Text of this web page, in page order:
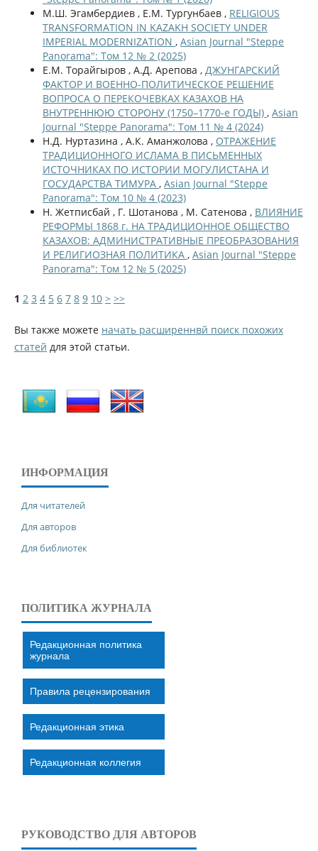
М.Ш. Эгамбердиев , Е.М. Тургунбаев , RELIGIOUS
TRANSFORMATION IN KAZAKH SOCIETY UNDER
IMPERIAL MODERNIZATION , Asian Journal "Steppe
Panorama": Том 12 № 2 (2025)
Е.М. Торайгыров , А.Д. Арепова , ДЖУНГАРСКИЙ
ФАКТОР И ВОЕННО-ПОЛИТИЧЕСКОЕ РЕШЕНИЕ
ВОПРОСА О ПЕРЕКОЧЕВКАХ КАЗАХОВ НА
ВНУТРЕННЮЮ СТОРОНУ (1750–1770-е ГОДЫ) , Asian
Journal "Steppe Panorama": Том 11 № 4 (2024)
Н.Д. Нуртазина , А.К. Аманжолова , ОТРАЖЕНИЕ
ТРАДИЦИОННОГО ИСЛАМА В ПИСЬМЕННЫХ
ИСТОЧНИКАХ ПО ИСТОРИИ МОГУЛИСТАНА И
ГОСУДАРСТВА ТИМУРА , Asian Journal "Steppe
Panorama": Том 10 № 4 (2023)
Н. Жетписбай , Г. Шотанова , М. Сатенова , ВЛИЯНИЕ
РЕФОРМЫ 1868 г. НА ТРАДИЦИОННОЕ ОБЩЕСТВО
КАЗАХОВ: АДМИНИСТРАТИВНЫЕ ПРЕОБРАЗОВАНИЯ
И РЕЛИГИОЗНАЯ ПОЛИТИКА , Asian Journal "Steppe
Panorama": Том 12 № 5 (2025)
1 2 3 4 5 6 7 8 9 10 > >>
Вы также можете начать расширеннвй поиск похожих
статей для этой статьи.
ИНФОРМАЦИЯ
Для читателей
Для авторов
Для библиотек
ПОЛИТИКА ЖУРНАЛА
Редакционная политика
журнала
Правила рецензирования
Редакционная этика
Редакционная коллегия
РУКОВОДСТВО ДЛЯ АВТОРОВ